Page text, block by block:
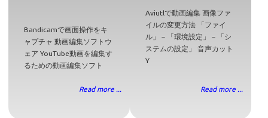
Bandicamで画面操作をキ
ャプチャ 動画編集ソフトウ
ェア YouTube動画を編集す
るための動画編集ソフト
Read more ...
Aviutlで動画編集 画像ファ
イルの変更方法 「ファイ
ル」－「環境設定」－「シ
ステムの設定」 音声カット
Y
Read more ...